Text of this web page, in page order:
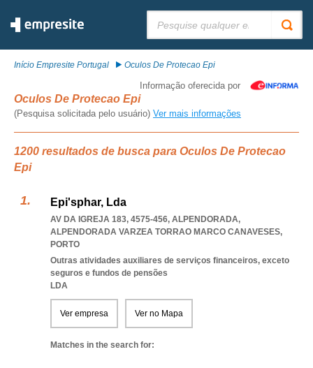
Início Empresite Portugal Oculos De Protecao Epi
Informação oferecida por
Oculos De Protecao Epi
(Pesquisa solicitada pelo usuário) Ver mais informações
1200 resultados de busca para Oculos De Protecao
Epi
Epi'sphar, Lda
AV DA IGREJA 183, 4575-456, ALPENDORADA,
ALPENDORADA VARZEA TORRAO MARCO CANAVESES,
PORTO
Outras atividades auxiliares de serviços financeiros, exceto
seguros e fundos de pensões
LDA
Ver empresa Ver no Mapa
Matches in the search for: